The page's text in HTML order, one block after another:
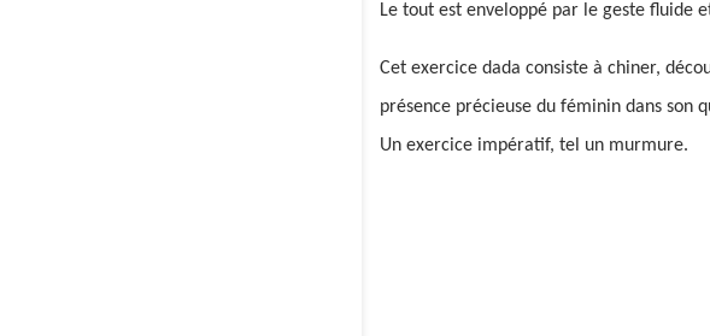
Le tout est enveloppé par le geste fluide
Cet exercice dada consiste à chiner,
présence précieuse du féminin dans son
Un exercice impératif, tel un murmure.